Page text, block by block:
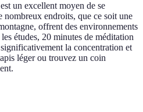
un excellent moyen de se
nombreux endroits, que ce soit une
offrent des environnements
études, 20 minutes de méditation
la concentration et
léger ou trouvez un coin